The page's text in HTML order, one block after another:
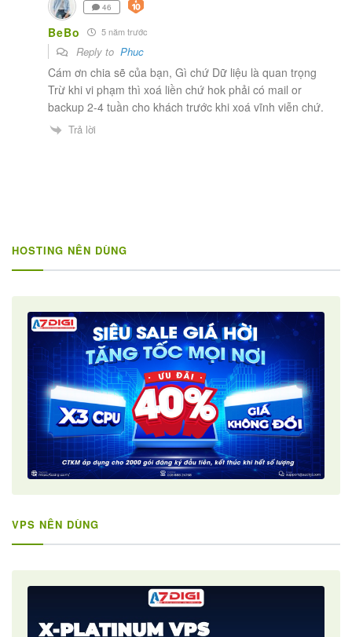
46
BeBo 5 năm trước
Reply toPhuc
Cám ơn chia sẽ của bạn, Gì chứ Dữ liệu là quan trọng
Trừ khi vi phạm thì xoá liền chứ hok phải có mail or
backup 2-4 tuần cho khách trước khi xoá vĩnh viễn chứ.
Trả lời
HOSTING NÊN DÙNG
VPS NÊN DÙNG